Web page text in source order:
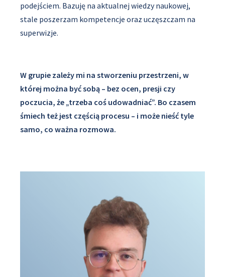
podejściem. Bazuję na aktualnej wiedzy naukowej,
stale poszerzam kompetencje oraz uczęszczam na
superwizje.
W grupie zależy mi na stworzeniu przestrzeni, w
której można być sobą – bez ocen, presji czy
poczucia, że „trzeba coś udowadniać”. Bo czasem
śmiech też jest częścią procesu – i może nieść tyle
samo, co ważna rozmowa.